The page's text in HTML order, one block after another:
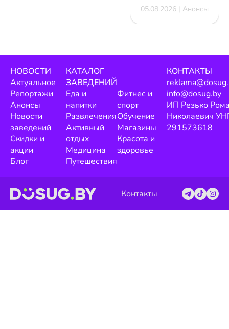
05.08.2026 | Анонсы
НОВОСТИ
Актуальное
Репортажи
Анонсы
Новости
заведений
Скидки и
акции
Блог
КАТАЛОГ
ЗАВЕДЕНИЙ
Еда и
напитки
Развлечения
Активный
отдых
Медицина
Путешествия
Фитнес и
спорт
Обучение
Магазины
Красота и
здоровье
КОНТАКТЫ
info@dosug.by
ИП Резько
Николаевич
291573618
Контакты